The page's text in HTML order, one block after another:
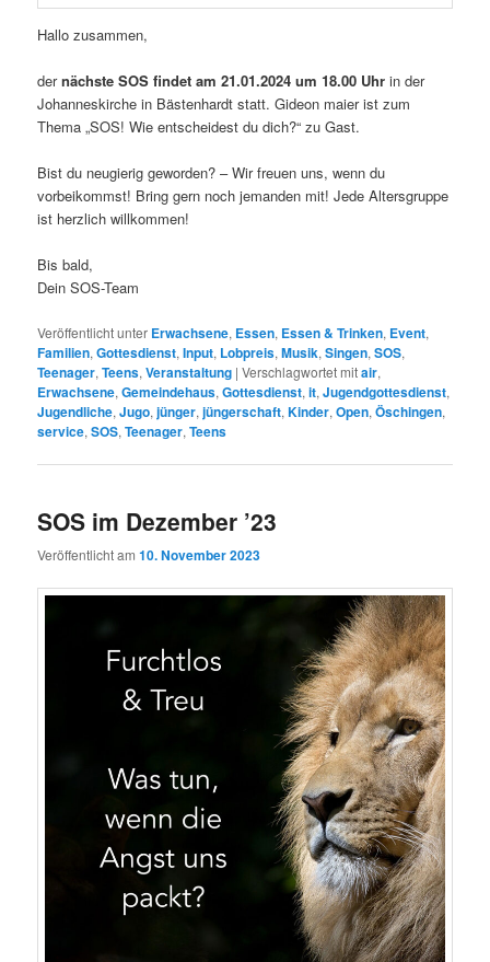
Hallo zusammen,
dernächste SOS findet am 21.01.2024 um 18.00 Uhrin der
Johanneskirche in Bästenhardt statt. Gideon maier ist zum
Thema „SOS! Wie entscheidest du dich?“ zu Gast.
Bist du neugierig geworden? – Wir freuen uns, wenn du
vorbeikommst! Bring gern noch jemanden mit! Jede Altersgruppe
ist herzlich willkommen!
Bis bald,
Dein SOS-Team
Veröffentlicht unter Erwachsene, Essen, Essen & Trinken, Event,
Familien,Gottesdienst,Input, Lobpreis,Musik,Singen,SOS,
Teenager,Teens,Veranstaltung |Verschlagwortet mitair,
Erwachsene,Gemeindehaus,Gottesdienst,it,Jugendgottesdienst,
Jugendliche,Jugo,jünger,jüngerschaft,Kinder,Open,Öschingen,
service,SOS,Teenager,Teens
SOS im Dezember ’23
Veröffentlicht am10. November 2023